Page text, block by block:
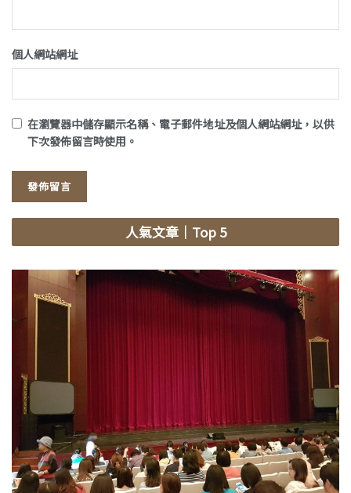
個人網站網址
在瀏覽器中儲存顯示名稱、電子郵件地址及個人網站網址，以供
下次發佈留言時使用。
人氣文章｜Top 5